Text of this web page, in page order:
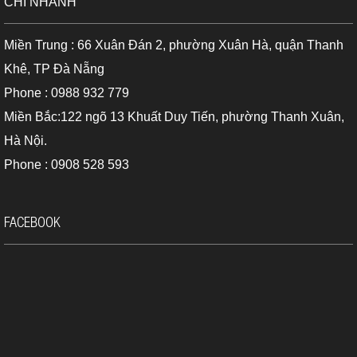
Vậy còn chờ gì nữa, hãy nhanh tay nhấc máy gọi ngay hotline
Miền Trung : 66 Xuân Đán 2, phường Xuân Hà, quận Thanh
Khê, TP Đà Nẵng
Phone : 0988 932 779
Miền Bắc:122 ngõ 13 Khuất Duy Tiến, phường Thanh Xuân,
Hà Nội.
Phone : 0908 528 593
FACEBOOK